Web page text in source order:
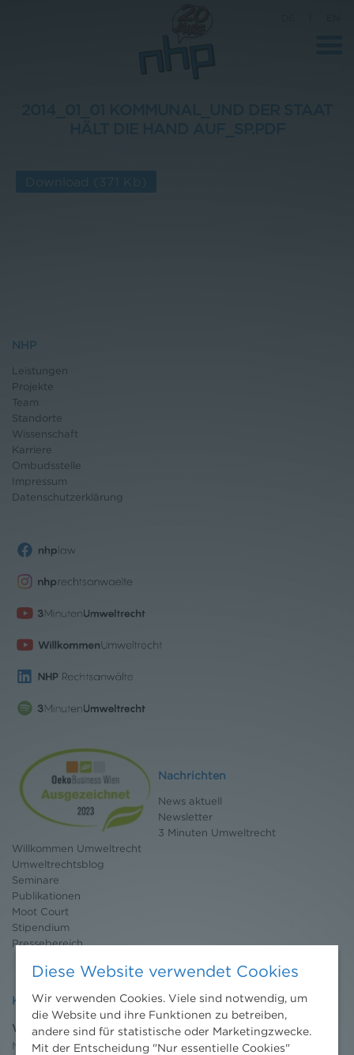
Download (371 Kb)
NHP
Leistungen
Projekte
Team
Standorte
Wissenschaft
Karriere
Ombudsstelle
Impressum
Datenschutzerklärung
Nachrichten
News aktuell
Newsletter
3 Minuten Umweltrecht
Willkommen Umweltrecht
Umweltrechtsblog
Seminare
Publikationen
Moot Court
Stipendium
Pressebereich
Kontakt
Wien
Niederhuber & Partner
Diese Website verwendet Cookies
Wir verwenden Cookies. Viele sind notwendig, um
die Website und ihre Funktionen zu betreiben,
andere sind für statistische oder Marketingzwecke.
Mit der Entscheidung "Nur essentielle Cookies"